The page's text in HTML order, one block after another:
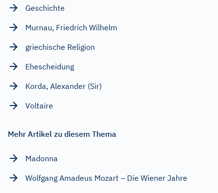
Geschichte
Murnau, Friedrich Wilhelm
griechische Religion
Ehescheidung
Korda, Alexander (Sir)
Voltaire
Mehr Artikel zu diesem Thema
Madonna
Wolfgang Amadeus Mozart – Die Wiener Jahre